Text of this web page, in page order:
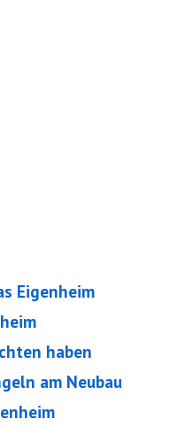
Eigenheim
haben
am Neubau